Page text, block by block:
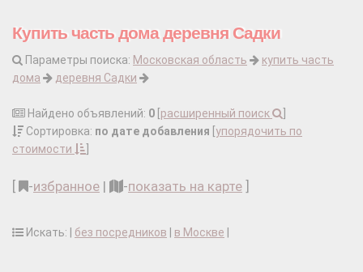
Купить часть дома деревня Садки
Параметры поиска: Московская область
купить часть
дома
деревня Садки
Найдено объявлений: 0 расширенный поиск
Сортировка: по дате добавления упорядочить по
стоимости
-избранное | -показать на карте
Искать: | без посредников в Москве